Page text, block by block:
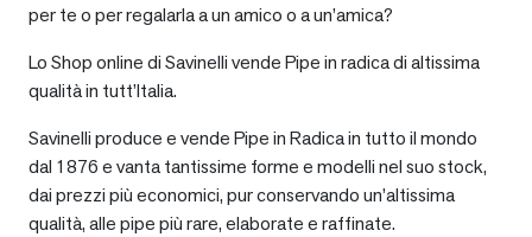
per te o per regalarla a un amico o a un’amica?
Lo Shop online di Savinelli vende Pipe in radica di altissima
qualità in tutt’Italia.
Savinelli produce e vende Pipe in Radica in tutto il mondo
dal 1876 e vanta tantissime forme e modelli nel suo stock,
dai prezzi più economici, pur conservando un’altissima
qualità, alle pipe più rare, elaborate e raffinate.